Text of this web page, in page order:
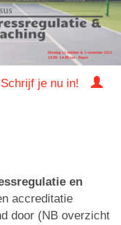
Schrijf je nu in!
en
accreditatie
door (NB overzicht